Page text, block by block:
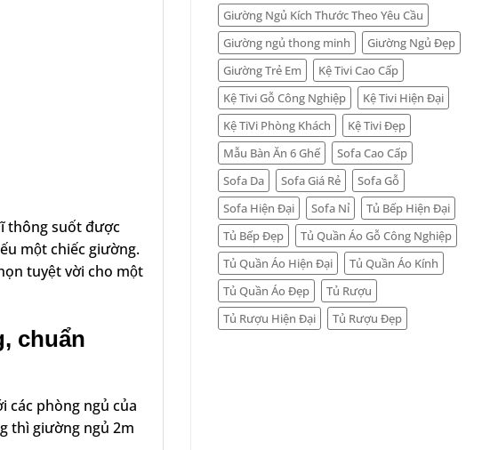
Giường Ngủ Kích Thước Theo Yêu Cầu
Giường ngủ thong minh
Giường Ngủ Đẹp
Giường Trẻ Em
Kệ Tivi Cao Cấp
Kệ Tivi Gỗ Công Nghiệp
Kệ Tivi Hiện Đại
Kệ TiVi Phòng Khách
Kệ Tivi Đẹp
Mẫu Bàn Ăn 6 Ghế
Sofa Cao Cấp
Sofa Da
Sofa Giá Rẻ
Sofa Gỗ
Sofa Hiện Đại
Sofa Nỉ
Tủ Bếp Hiện Đại
Tủ Bếp Đẹp
Tủ Quần Áo Gỗ Công Nghiệp
Tủ Quần Áo Hiện Đại
Tủ Quần Áo Kính
Tủ Quần Áo Đẹp
Tủ Rượu
Tủ Rượu Hiện Đại
Tủ Rượu Đẹp
thông suốt được
một chiếc giường.
tuyệt vời cho một
chuẩn
các phòng ngủ của
thì giường ngủ 2m